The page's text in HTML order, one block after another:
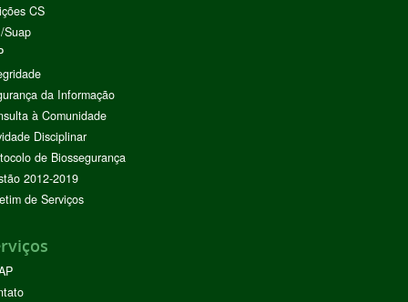
CS
Suap
da Informação
à Comunidade
Disciplinar
de Biossegurança
2012-2019
de Serviços